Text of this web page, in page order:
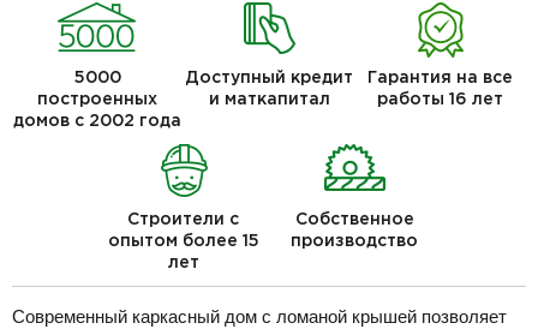
5000
построенных
домов с 2002 года
Доступный кредит
и маткапитал
Гарантия на все
работы 16 лет
Строители с
опытом более 15
лет
Собственное
производство
Современный каркасный дом с ломаной крышей позволяет